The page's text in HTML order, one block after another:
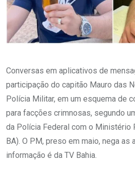
Conversas em aplicativos de
participação do capitão Mauro das
Polícia Militar, em um esquema de
para facções crimnosas, segundo
da Polícia Federal com o Ministério
BA). O PM, preso em maio, nega as
informação é da TV Bahia.